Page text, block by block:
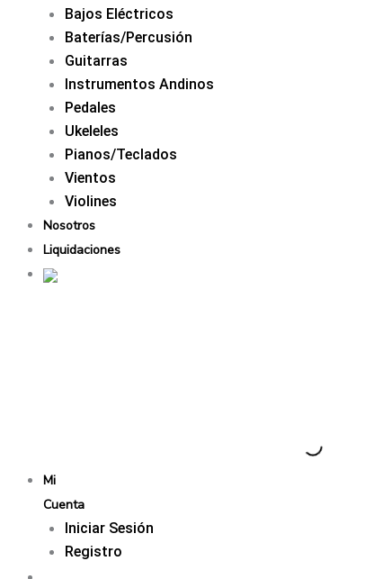
Bajos Eléctricos
Baterías/Percusión
Guitarras
Instrumentos Andinos
Pedales
Ukeleles
Pianos/Teclados
Vientos
Violines
Nosotros
Liquidaciones
Mi
Cuenta
Iniciar Sesión
Registro